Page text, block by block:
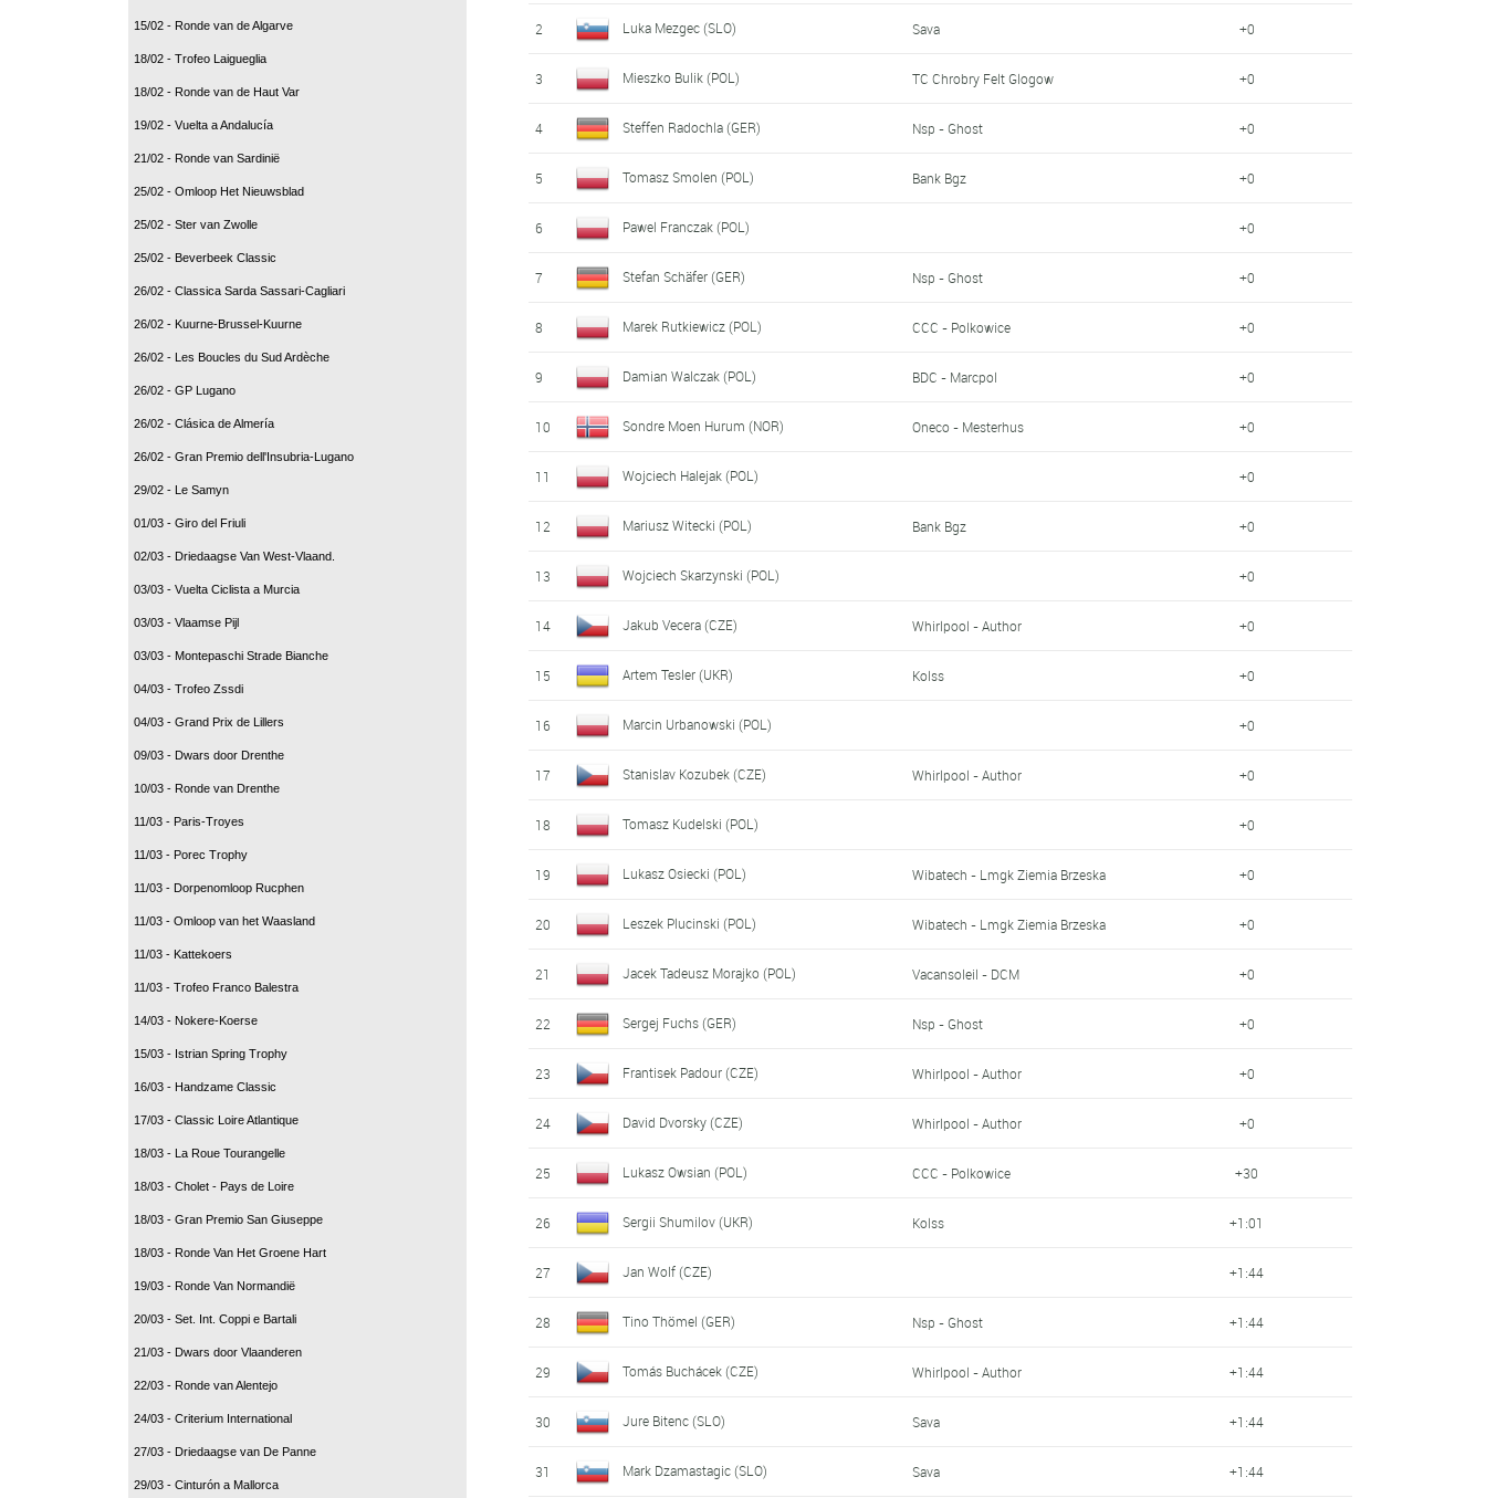
15/02 - Ronde van de Algarve
18/02 - Trofeo Laigueglia
18/02 - Ronde van de Haut Var
19/02 - Vuelta a Andalucía
21/02 - Ronde van Sardinië
25/02 - Omloop Het Nieuwsblad
25/02 - Ster van Zwolle
25/02 - Beverbeek Classic
26/02 - Classica Sarda Sassari-Cagliari
26/02 - Kuurne-Brussel-Kuurne
26/02 - Les Boucles du Sud Ardèche
26/02 - GP Lugano
26/02 - Clásica de Almería
26/02 - Gran Premio dell'Insubria-Lugano
29/02 - Le Samyn
01/03 - Giro del Friuli
02/03 - Driedaagse Van West-Vlaand.
03/03 - Vuelta Ciclista a Murcia
03/03 - Vlaamse Pijl
03/03 - Montepaschi Strade Bianche
04/03 - Trofeo Zssdi
04/03 - Grand Prix de Lillers
09/03 - Dwars door Drenthe
10/03 - Ronde van Drenthe
11/03 - Paris-Troyes
11/03 - Porec Trophy
11/03 - Dorpenomloop Rucphen
11/03 - Omloop van het Waasland
11/03 - Kattekoers
11/03 - Trofeo Franco Balestra
14/03 - Nokere-Koerse
15/03 - Istrian Spring Trophy
16/03 - Handzame Classic
17/03 - Classic Loire Atlantique
18/03 - La Roue Tourangelle
18/03 - Cholet - Pays de Loire
18/03 - Gran Premio San Giuseppe
18/03 - Ronde Van Het Groene Hart
19/03 - Ronde Van Normandië
20/03 - Set. Int. Coppi e Bartali
21/03 - Dwars door Vlaanderen
22/03 - Ronde van Alentejo
24/03 - Criterium International
27/03 - Driedaagse van De Panne
29/03 - Cinturón a Mallorca
2 Luka Mezgec (SLO) Sava +0
3 Mieszko Bulik (POL) TC Chrobry Felt Glogow +0
4 Steffen Radochla (GER) Nsp - Ghost +0
5 Tomasz Smolen (POL) Bank Bgz +0
6 Pawel Franczak (POL) +0
7 Stefan Schäfer (GER) Nsp - Ghost +0
8 Marek Rutkiewicz (POL) CCC - Polkowice +0
9 Damian Walczak (POL) BDC - Marcpol +0
10 Sondre Moen Hurum (NOR) Oneco - Mesterhus +0
11 Wojciech Halejak (POL) +0
12 Mariusz Witecki (POL) Bank Bgz +0
13 Wojciech Skarzynski (POL) +0
14 Jakub Vecera (CZE) Whirlpool - Author +0
15 Artem Tesler (UKR) Kolss +0
16 Marcin Urbanowski (POL) +0
17 Stanislav Kozubek (CZE) Whirlpool - Author +0
18 Tomasz Kudelski (POL) +0
19 Lukasz Osiecki (POL) Wibatech - Lmgk Ziemia Brzeska +0
20 Leszek Plucinski (POL) Wibatech - Lmgk Ziemia Brzeska +0
21 Jacek Tadeusz Morajko (POL) Vacansoleil - DCM +0
22 Sergej Fuchs (GER) Nsp - Ghost +0
23 Frantisek Padour (CZE) Whirlpool - Author +0
24 David Dvorsky (CZE) Whirlpool - Author +0
25 Lukasz Owsian (POL) CCC - Polkowice +30
26 Sergii Shumilov (UKR) Kolss +1:01
27 Jan Wolf (CZE) +1:44
28 Tino Thömel (GER) Nsp - Ghost +1:44
29 Tomás Buchácek (CZE) Whirlpool - Author +1:44
30 Jure Bitenc (SLO) Sava +1:44
31 Mark Dzamastagic (SLO) Sava +1:44